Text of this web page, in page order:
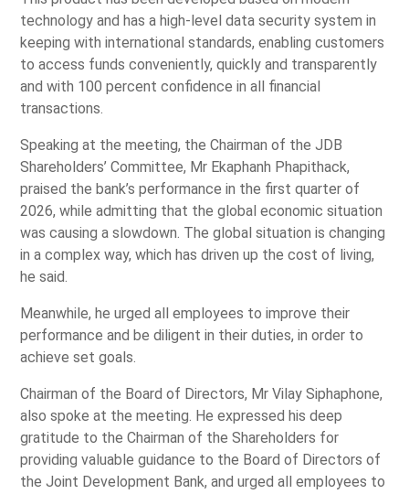
technology and has a high-level data security system in
keeping with international standards, enabling customers
to access funds conveniently, quickly and transparently
and with 100 percent confidence in all financial
transactions.
Speaking at the meeting, the Chairman of the JDB
Shareholders’ Committee, Mr Ekaphanh Phapithack,
praised the bank’s performance in the first quarter of
2026, while admitting that the global economic situation
was causing a slowdown. The global situation is changing
in a complex way, which has driven up the cost of living,
he said.
Meanwhile, he urged all employees to improve their
performance and be diligent in their duties, in order to
achieve set goals.
Chairman of the Board of Directors, Mr Vilay Siphaphone,
also spoke at the meeting. He expressed his deep
gratitude to the Chairman of the Shareholders for
providing valuable guidance to the Board of Directors of
the Joint Development Bank, and urged all employees to